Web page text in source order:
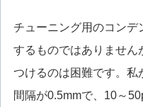
チューニング用のコンデ
するものではありません
つけるのは困難です。私
間隔が0.5mmで、10～